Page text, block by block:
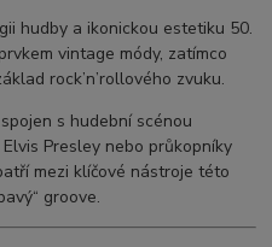
hudby a ikonickou estetiku 50.
vintage módy, zatímco
rock’n’rollového zvuku.
s hudební scénou
Elvis Presley nebo průkopníky
mezi klíčové nástroje této
groove.